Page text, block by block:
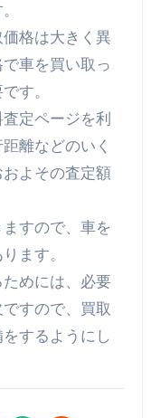
格は大きく異
車を買い取っ
す。
定ページを利
離などのいく
よその査定額
すので、車を
ます。
めには、必要
すので、買取
するようにし